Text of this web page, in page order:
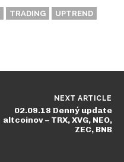
TRADING UPTREND
NEXT ARTICLE
02.09.18 Denný update
altcoinov – TRX, XVG, NEO,
ZEC, BNB